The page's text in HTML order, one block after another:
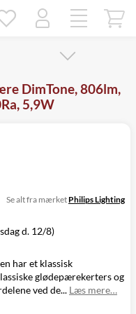
DimTone, 806lm,
5,9W
d. 12/8)
d. 12/8
Se alt fra mærket Philips Lighting
har et klassisk
glødepærekerters og
ved de... Læs mere…